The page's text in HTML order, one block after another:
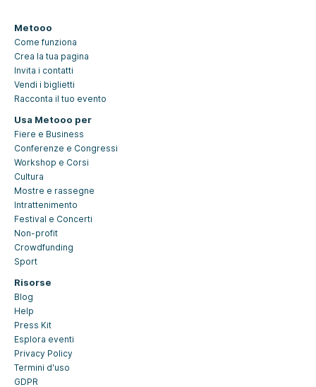
Metooo
Come funziona
Crea la tua pagina
Invita i contatti
Vendi i biglietti
Racconta il tuo evento
Usa Metooo per
Fiere e Business
Conferenze e Congressi
Workshop e Corsi
Cultura
Mostre e rassegne
Intrattenimento
Festival e Concerti
Non-profit
Crowdfunding
Sport
Risorse
Blog
Help
Press Kit
Esplora eventi
Privacy Policy
Termini d'uso
GDPR